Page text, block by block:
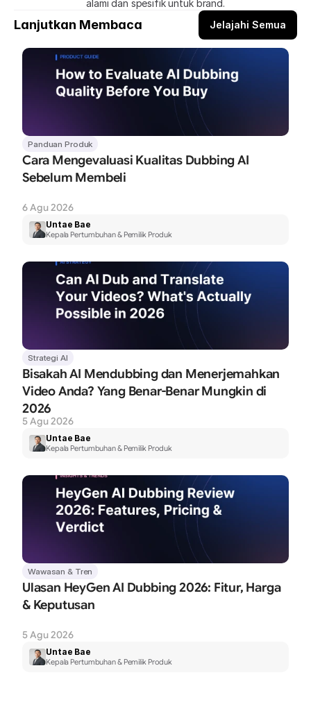
alami dan spesifik untuk brand.
Lanjutkan Membaca Jelajahi Semua
Panduan Produk
Cara Mengevaluasi Kualitas Dubbing AI
Sebelum Membeli
6 Agu 2026
Untae Bae
Kepala Pertumbuhan & Pemilik Produk
Strategi AI
Bisakah AI Mendubbing dan Menerjemahkan
Video Anda? Yang Benar-Benar Mungkin di
2026
5 Agu 2026
Untae Bae
Kepala Pertumbuhan & Pemilik Produk
Wawasan & Tren
Ulasan HeyGen AI Dubbing 2026: Fitur, Harga
& Keputusan
5 Agu 2026
Untae Bae
Kepala Pertumbuhan & Pemilik Produk